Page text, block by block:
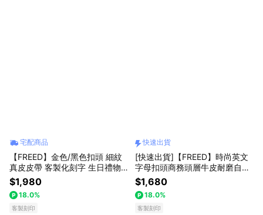
宅配商品
【FREED】金色/黑色扣頭 細紋
真皮皮帶 客製化刻字 生日禮物
送禮推薦 男生禮物 禮物獨家 新
品上市 送給男生 真皮皮帶 上班
族禮物 巨蟹座 獅子座
$1,980
18.0%
客製刻印
快速出貨
[快速出貨]【FREED】時尚英文
字母扣頭商務頭層牛皮耐磨自動
皮帶 客製化刻字 生日禮物 送禮
推薦 男生禮物 巨蟹座 禮物獨家
新品上市 送給男生 真皮皮帶 上
班族禮物 獅子座
$1,680
18.0%
客製刻印